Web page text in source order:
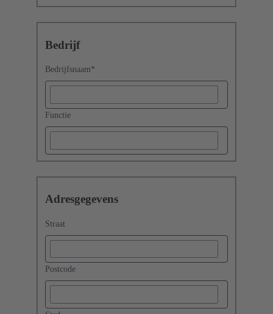
Bedrijf
Bedrijfsnaam*
Functie
Adresgegevens
Straat
Postcode